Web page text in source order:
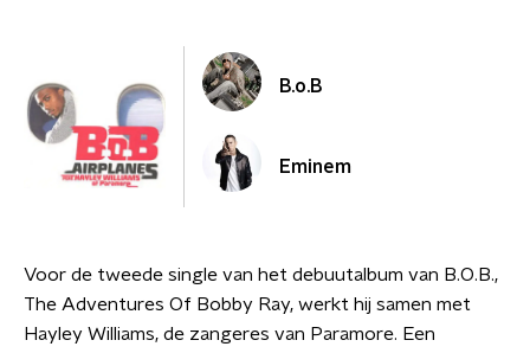
B.o.B
Eminem
Voor de tweede single van het debuutalbum van B.O.B.,
The Adventures Of Bobby Ray, werkt hij samen met
Hayley Williams, de zangeres van Paramore. Een